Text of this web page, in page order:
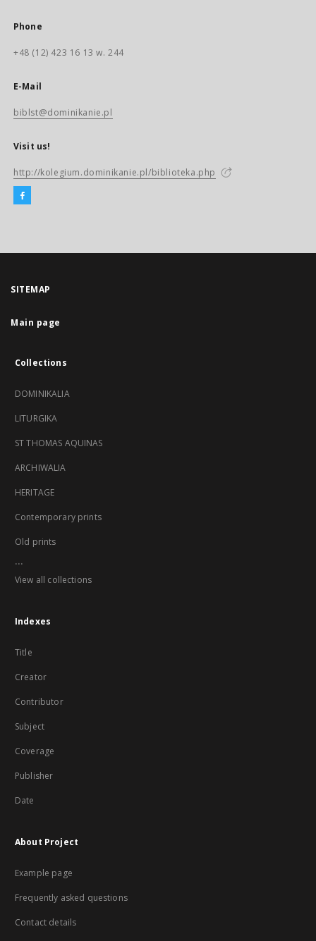
Phone
+48 (12) 423 16 13 w. 244
E-Mail
biblst@dominikanie.pl
Visit us!
http://kolegium.dominikanie.pl/biblioteka.php
SITEMAP
Main page
Collections
DOMINIKALIA
LITURGIKA
ST THOMAS AQUINAS
ARCHIWALIA
HERITAGE
Contemporary prints
Old prints
...
View all collections
Indexes
Title
Creator
Contributor
Subject
Coverage
Publisher
Date
About Project
Example page
Frequently asked questions
Contact details